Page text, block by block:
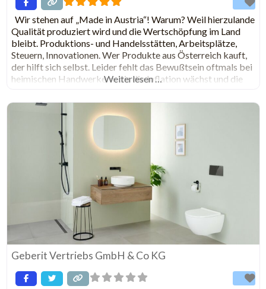
Wir stehen auf „Made in Austria“! Warum? Weil hierzulande
Qualität produziert wird und die Wertschöpfung im Land
bleibt. Produktions- und Handelsstätten, Arbeitsplätze,
Steuern, Innovationen. Wer Produkte aus Österreich kauft,
der hilft sich selbst. Leider fehlt das Bewußtsein oftmals bei
heimischen Handwerkern, bis die Inflation wächst und die
Dach produzieren, heimische Produkte
Weiterlesen …
Geberit Vertriebs GmbH & Co KG